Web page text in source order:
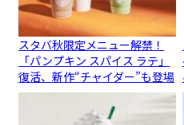
スタバ秋限定メニュー解禁！
「パンプキン スパイス ラテ」
復活、新作“チャイダー”も登場